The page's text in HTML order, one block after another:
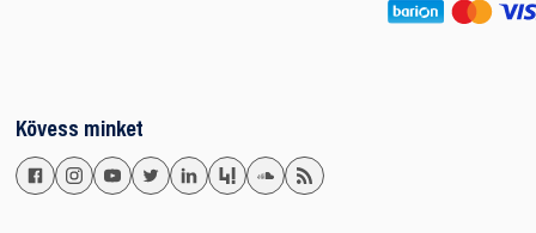
Kövess minket